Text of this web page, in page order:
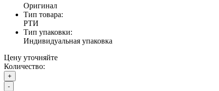
Оригинал
Тип товара:
РТИ
Тип упаковки:
Индивидуальная упаковка
Цену уточняйте
Количество:
+
-